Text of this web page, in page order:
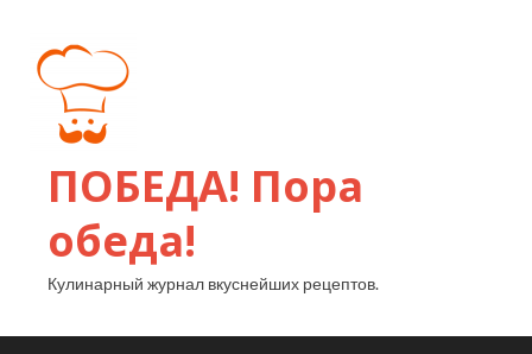
ПОБЕДА! Пора
обеда!
Кулинарный журнал вкуснейших рецептов.